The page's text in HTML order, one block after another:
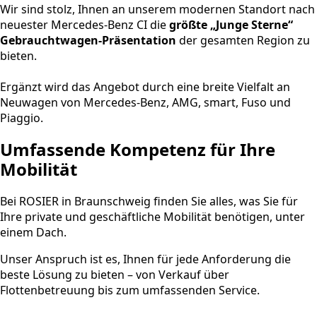
Wir sind stolz, Ihnen an unserem modernen Standort nach
neuester Mercedes-Benz CI diegrößte „Junge Sterne“
Gebrauchtwagen-Präsentation der gesamten Region zu
bieten.
Ergänzt wird das Angebot durch eine breite Vielfalt an
Neuwagen von Mercedes-Benz, AMG, smart, Fuso und
Piaggio.
Umfassende Kompetenz für Ihre
Mobilität
Bei ROSIER in Braunschweig finden Sie alles, was Sie für
Ihre private und geschäftliche Mobilität benötigen, unter
einem Dach.
Unser Anspruch ist es, Ihnen für jede Anforderung die
beste Lösung zu bieten – von Verkauf über
Flottenbetreuung bis zum umfassenden Service.